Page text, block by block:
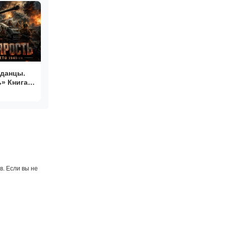
Книга 1
Если вы не